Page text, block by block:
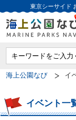
東京シーサイド
海上公園なび イ
イベント一